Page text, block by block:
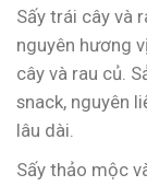
Sấy trái cây và
nguyên hương
cây và rau củ.
snack, nguyên
lâu dài.
Sấy thảo mộc